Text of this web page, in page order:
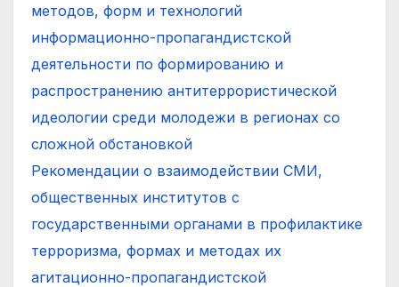
методов, форм и технологий
информационно-пропагандистской
деятельности по формированию и
распространению антитеррористической
идеологии среди молодежи в регионах со
сложной обстановкой
Рекомендации о взаимодействии СМИ,
общественных институтов с
государственными органами в профилактике
терроризма, формах и методах их
агитационно-пропагандистской